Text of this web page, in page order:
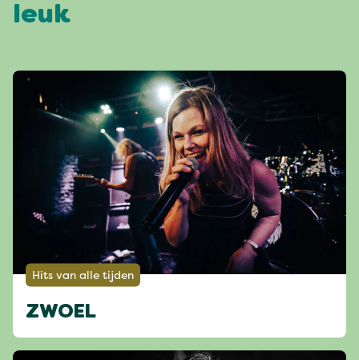
leuk
Hits van alle tijden
ZWOEL